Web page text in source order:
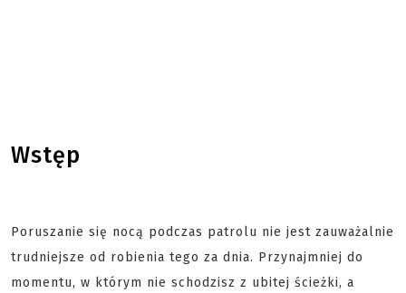
Wstęp
Poruszanie się nocą podczas patrolu nie jest zauważalnie
trudniejsze od robienia tego za dnia. Przynajmniej do
momentu, w którym nie schodzisz z ubitej ścieżki, a